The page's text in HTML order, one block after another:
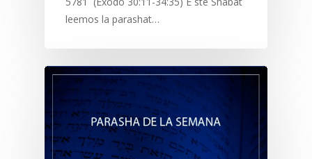
leemos la parashat…